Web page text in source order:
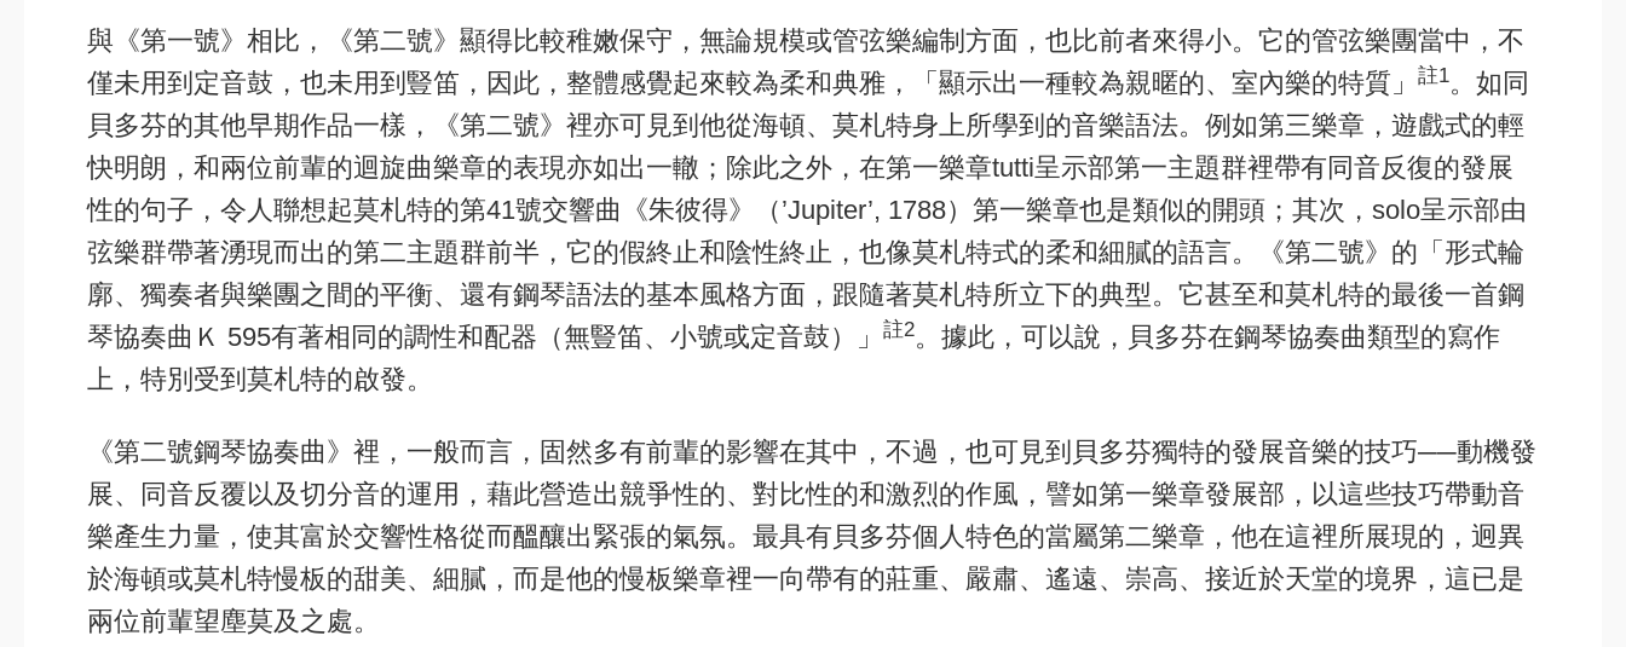
與《第一號》相比，《第二號》顯得比較稚嫩保守，無論規模或管弦樂編制方面，也比前者來得小。它的管弦樂團當中，不
僅未用到定音鼓，也未用到豎笛，因此，整體感覺起來較為柔和典雅，「顯示出一種較為親暱的、室內樂的特質」
註1。如同
貝多芬的其他早期作品一樣，《第二號》裡亦可見到他從海頓、莫札特身上所學到的音樂語法。例如第三樂章，遊戲式的輕
快明朗，和兩位前輩的迴旋曲樂章的表現亦如出一轍；除此之外，在第一樂章tutti呈示部第一主題群裡帶有同音反復的發展
性的句子，令人聯想起莫札特的第41號交響曲《朱彼得》（’Jupiter’, 1788）第一樂章也是類似的開頭；其次，solo呈示部由
弦樂群帶著湧現而出的第二主題群前半，它的假終止和陰性終止，也像莫札特式的柔和細膩的語言。《第二號》的「形式輪
廓、獨奏者與樂團之間的平衡、還有鋼琴語法的基本風格方面，跟隨著莫札特所立下的典型。它甚至和莫札特的最後一首鋼
琴協奏曲Ｋ 595有著相同的調性和配器（無豎笛、小號或定音鼓）」
註2。據此，可以說，貝多芬在鋼琴協奏曲類型的寫作
上，特別受到莫札特的啟發。
《第二號鋼琴協奏曲》裡，一般而言，固然多有前輩的影響在其中，不過，也可見到貝多芬獨特的發展音樂的技巧──動機發
展、同音反覆以及切分音的運用，藉此營造出競爭性的、對比性的和激烈的作風，譬如第一樂章發展部，以這些技巧帶動音
樂產生力量，使其富於交響性格從而醞釀出緊張的氣氛。最具有貝多芬個人特色的當屬第二樂章，他在這裡所展現的，迥異
於海頓或莫札特慢板的甜美、細膩，而是他的慢板樂章裡一向帶有的莊重、嚴肅、遙遠、崇高、接近於天堂的境界，這已是
兩位前輩望塵莫及之處。